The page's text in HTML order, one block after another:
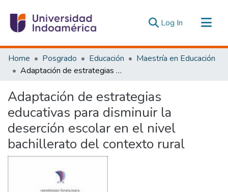
Log In (current)
Communities & Collections
All of DSpace
Estadísticas Externas
Home Posgrado Educación
Maestría en Educación
Adaptación de estrategias educativas para disminuir la deserción escolar en el nivel bachillerato del contexto rural
Adaptación de estrategias
educativas para disminuir la
deserción escolar en el nivel
bachillerato del contexto rural